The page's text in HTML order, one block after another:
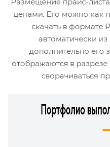
ценами. Его можно как
скачать в формате
автоматически
дополнительно его
отображаются в разрезе
сворачиваться